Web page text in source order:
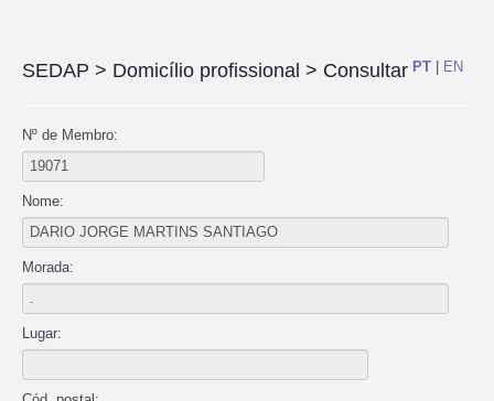
PT EN
SEDAP > Domicílio profissional > Consultar
Nº de Membro:
Nome:
Morada:
Lugar: